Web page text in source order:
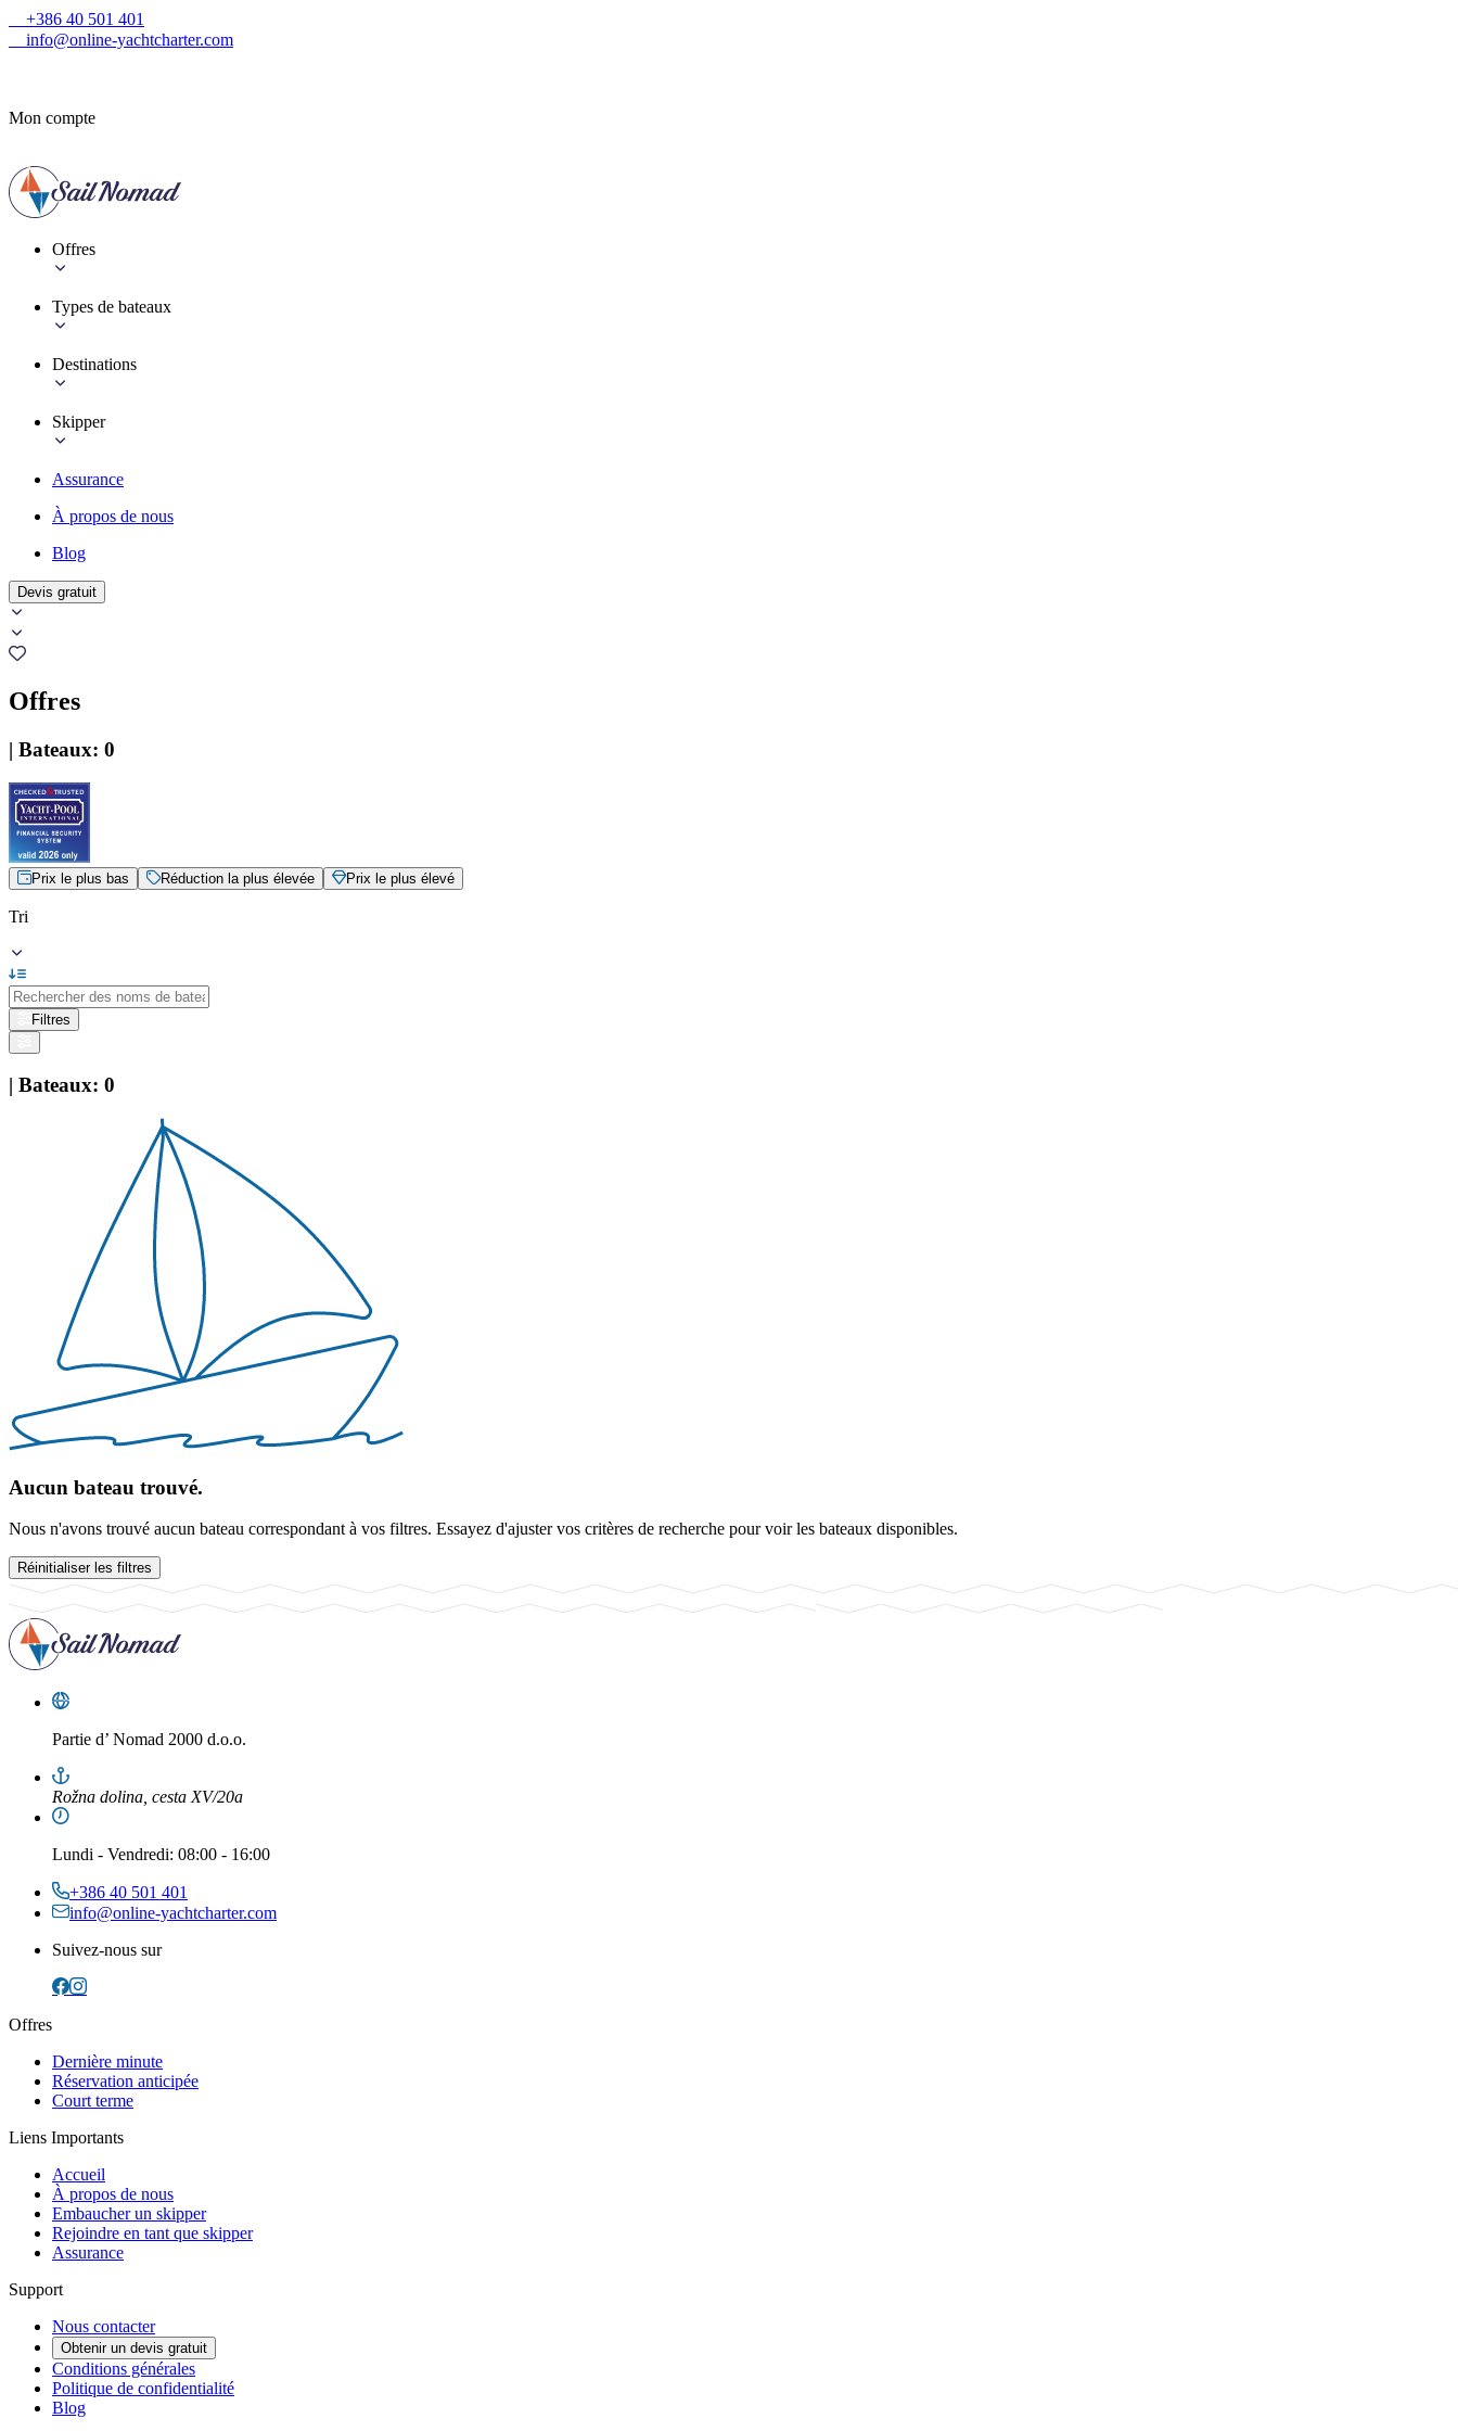
+386 40 501 401
info@online-yachtcharter.com
Mon compte
Offres
Types de bateaux
Destinations
Skipper
Assurance
À propos de nous
Blog
Devis gratuit
Offres
| Bateaux: 0
Prix le plus bas Réduction la plus élevée Prix le plus élevé
Tri
Filtres
| Bateaux: 0
Aucun bateau trouvé.
Nous n'avons trouvé aucun bateau correspondant à vos filtres. Essayez d'ajuster vos critères de recherche pour voir les bateaux disponibles.
Réinitialiser les filtres
Partie d’ Nomad 2000 d.o.o.
Rožna dolina, cesta XV/20a
Lundi - Vendredi: 08:00 - 16:00
+386 40 501 401
info@online-yachtcharter.com
Suivez-nous sur
Offres
Dernière minute
Réservation anticipée
Court terme
Liens Importants
Accueil
À propos de nous
Embaucher un skipper
Rejoindre en tant que skipper
Assurance
Support
Nous contacter
Obtenir un devis gratuit
Conditions générales
Politique de confidentialité
Blog